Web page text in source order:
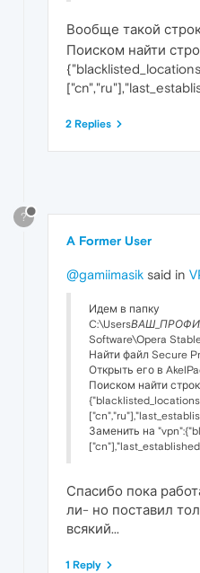
Вообще такой
Поиском найти
2 Replies
?
A Former User
@gamiimasik said in
Идем в папку
C:\Users
Software\Opera
Найти файл Secure
Открыть его в
Поиском найти
Заменить на
Спасибо пока
ли- но поставил
всякий...
1 Reply